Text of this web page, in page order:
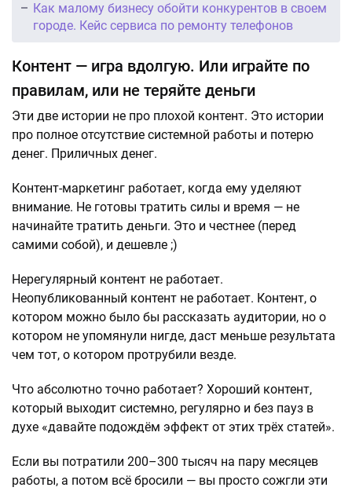
Как малому бизнесу обойти конкурентов в своем
городе. Кейс сервиса по ремонту телефонов
Контент — игра вдолгую. Или играйте по
правилам, или не теряйте деньги
Эти две истории не про плохой контент. Это истории
про полное отсутствие системной работы и потерю
денег. Приличных денег.
Контент-маркетинг работает, когда ему уделяют
внимание. Не готовы тратить силы и время — не
начинайте тратить деньги. Это и честнее (перед
самими собой), и дешевле ;)
Нерегулярный контент не работает.
Неопубликованный контент не работает. Контент, о
котором можно было бы рассказать аудитории, но о
котором не упомянули нигде, даст меньше результата
чем тот, о котором протрубили везде.
Что абсолютно точно работает? Хороший контент,
который выходит системно, регулярно и без пауз в
духе «давайте подождём эффект от этих трёх статей».
Если вы потратили 200–300 тысяч на пару месяцев
работы, а потом всё бросили — вы просто сожгли эти